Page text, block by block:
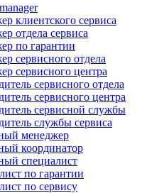
клиентского сервиса
отдела сервиса
по гарантии
сервисного отдела
сервисного центра
сервисного отдела
сервисного центра
сервисной службы
службы сервиса
менеджер
координатор
специалист
по гарантии
по сервису